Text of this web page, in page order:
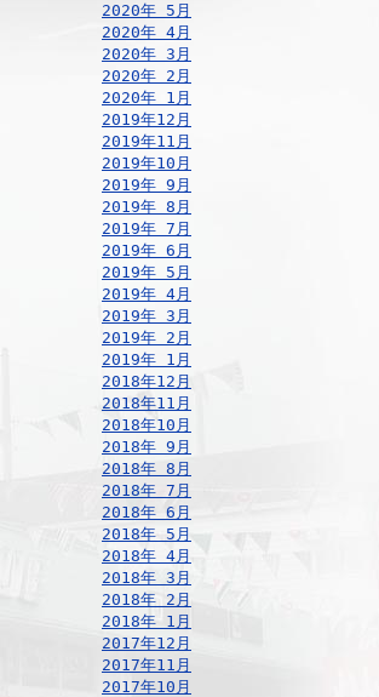
2020年 5月
2020年 4月
2020年 3月
2020年 2月
2020年 1月
2019年12月
2019年11月
2019年10月
2019年 9月
2019年 8月
2019年 7月
2019年 6月
2019年 5月
2019年 4月
2019年 3月
2019年 2月
2019年 1月
2018年12月
2018年11月
2018年10月
2018年 9月
2018年 8月
2018年 7月
2018年 6月
2018年 5月
2018年 4月
2018年 3月
2018年 2月
2018年 1月
2017年12月
2017年11月
2017年10月